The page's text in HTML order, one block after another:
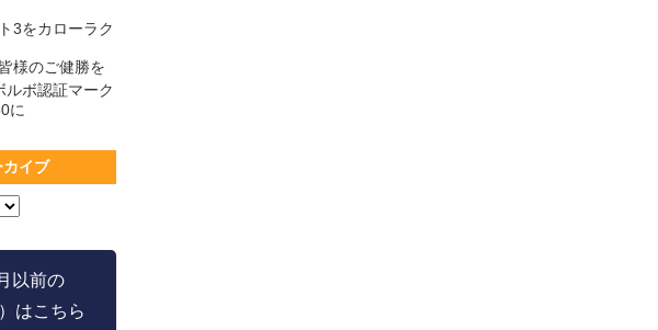
3をカローラク
様のご健勝を
ルボ認証マーク
に
カイブ
以前の
はこちら